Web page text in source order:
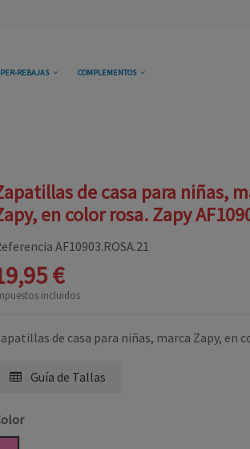
REBAJAS COMPLEMENTOS
de casa para niñas,
en color rosa. Zapy
AF10903.ROSA.21
€
incluidos
de casa para niñas, marca Zapy, en
Guía de Tallas